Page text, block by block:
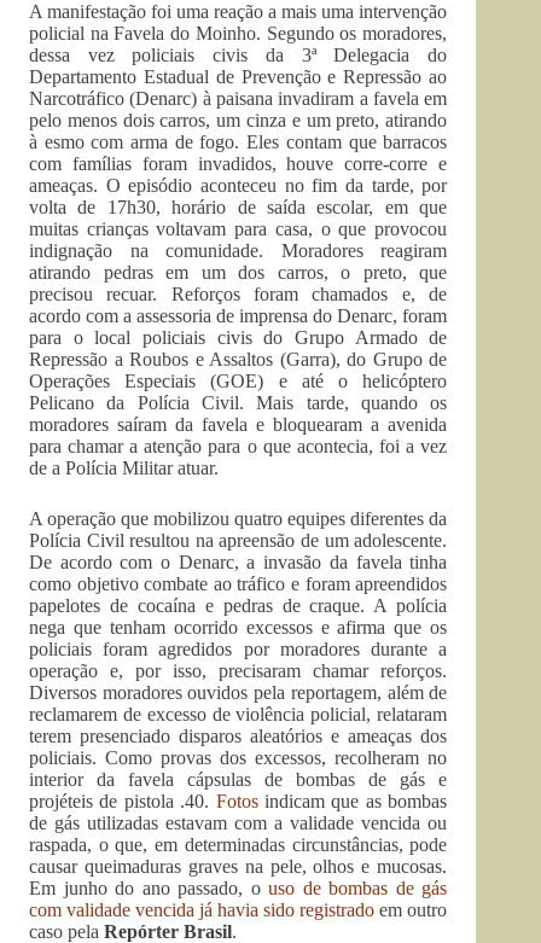
A manifestação foi uma reação a mais uma intervenção
policial na Favela do Moinho. Segundo os moradores,
dessa vez policiais civis da 3ª Delegacia do
Departamento Estadual de Prevenção e Repressão ao
Narcotráfico (Denarc) à paisana invadiram a favela em
pelo menos dois carros, um cinza e um preto, atirando
à esmo com arma de fogo. Eles contam que barracos
com famílias foram invadidos, houve corre-corre e
ameaças. O episódio aconteceu no fim da tarde, por
volta de 17h30, horário de saída escolar, em que
muitas crianças voltavam para casa, o que provocou
indignação na comunidade. Moradores reagiram
atirando pedras em um dos carros, o preto, que
precisou recuar. Reforços foram chamados e, de
acordo com a assessoria de imprensa do Denarc, foram
para o local policiais civis do Grupo Armado de
Repressão a Roubos e Assaltos (Garra), do Grupo de
Operações Especiais (GOE) e até o helicóptero
Pelicano da Polícia Civil. Mais tarde, quando os
moradores saíram da favela e bloquearam a avenida
para chamar a atenção para o que acontecia, foi a vez
de a Polícia Militar atuar.
A operação que mobilizou quatro equipes diferentes da
Polícia Civil resultou na apreensão de um adolescente.
De acordo com o Denarc, a invasão da favela tinha
como objetivo combate ao tráfico e foram apreendidos
papelotes de cocaína e pedras de craque. A polícia
nega que tenham ocorrido excessos e afirma que os
policiais foram agredidos por moradores durante a
operação e, por isso, precisaram chamar reforços.
Diversos moradores ouvidos pela reportagem, além de
reclamarem de excesso de violência policial, relataram
terem presenciado disparos aleatórios e ameaças dos
policiais. Como provas dos excessos, recolheram no
interior da favela cápsulas de bombas de gás e
projéteis de pistola .40. Fotosindicam que as bombas
de gás utilizadas estavam com a validade vencida ou
raspada, o que, em determinadas circunstâncias, pode
causar queimaduras graves na pele, olhos e mucosas.
Em junho do ano passado, ouso de bombas de gás
com validade vencida já havia sido registrado em outro
caso pela Repórter Brasil.